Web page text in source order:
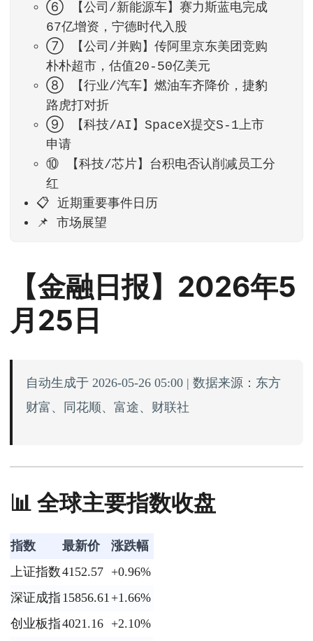
⑥ 【公司/新能源车】赛力斯蓝电完成
67亿增资，宁德时代入股
⑦ 【公司/并购】传阿里京东美团竞购
朴朴超市，估值20-50亿美元
⑧ 【行业/汽车】燃油车齐降价，捷豹
路虎打对折
⑨ 【科技/AI】SpaceX提交S-1上市
申请
⑩ 【科技/芯片】台积电否认削减员工分
红
📋 近期重要事件日历
📌 市场展望
【金融日报】2026年5
月25日
自动生成于 2026-05-26 05:00 | 数据来源：东方
财富、同花顺、富途、财联社
📊 全球主要指数收盘
指数 最新价
涨跌幅
上证指数4152.57 +0.96%
深证成指 15856.61 +1.66%
创业板指4021.16 +2.10%